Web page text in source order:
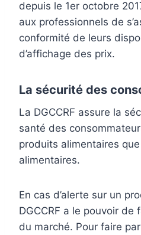
depuis le 1er octobre
aux professionnels de
conformité de leurs
d’affichage des prix.
La sécurité des
La DGCCRF assure la
santé des
produits alimentaires
alimentaires.
En cas d’alerte sur un
DGCCRF a le pouvoir
du marché. Pour faire